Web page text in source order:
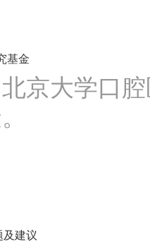
基金
京大学口
及建议